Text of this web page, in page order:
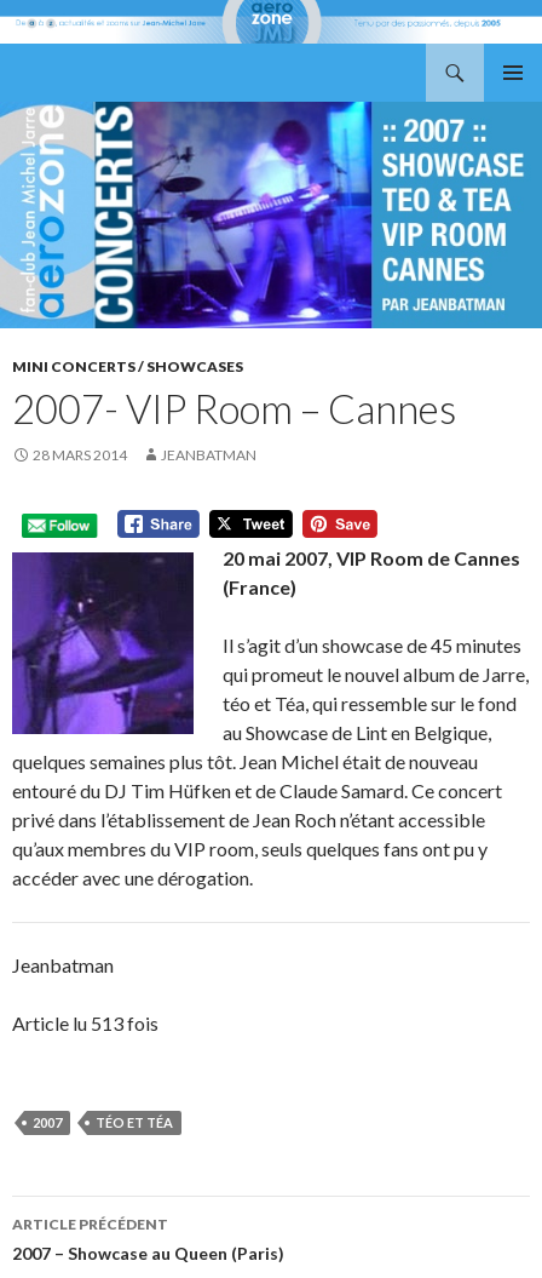
AU
CONTENU
MINI CONCERTS / SHOWCASES
2007- VIP Room – Cannes
28 MARS 2014 JEANBATMAN
20 mai 2007, VIP Room de Cannes
(France)
Il s’agit d’un showcase de 45 minutes
qui promeut le nouvel album de Jarre,
téo et Téa, qui ressemble sur le fond
au Showcase de Lint en Belgique,
quelques semaines plus tôt. Jean Michel était de nouveau
entouré du DJ Tim Hüfken et de Claude Samard. Ce concert
privé dans l’établissement de Jean Roch n’étant accessible
qu’aux membres du VIP room, seuls quelques fans ont pu y
accéder avec une dérogation.
Jeanbatman
Article lu 513 fois
2007 TÉO ET TÉA
Navigation
des
ARTICLE PRÉCÉDENT
2007 – Showcase au Queen (Paris)